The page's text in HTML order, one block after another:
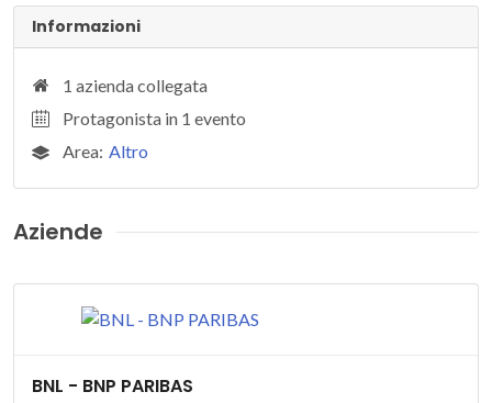
Informazioni
1 azienda collegata
Protagonista in 1 evento
Area: Altro
Aziende
BNL - BNP PARIBAS